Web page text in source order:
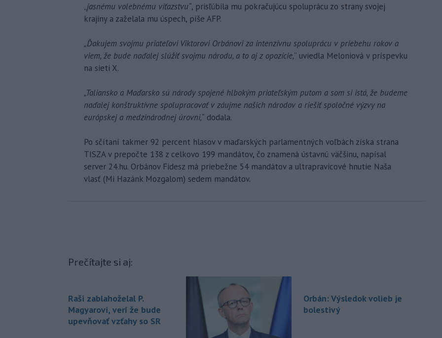
„jasnému volebnému víťazstvu“, prisľúbila mu pokračujúcu spoluprácu zo strany svojej
krajiny a zaželala mu úspech, píše AFP.
„Ďakujem svojmu priateľovi Viktorovi Orbánovi za intenzívnu spoluprácu v priebehu rokov a
viem, že bude naďalej slúžiť svojmu národu, a to aj z opozície,“ uviedla Meloniová v príspevku
na sieti X.
„Taliansko a Maďarsko sú národy spojené hlbokým priateľským putom a som si istá, že budeme
naďalej konštruktívne spolupracovať v záujme našich národov a riešiť spoločné výzvy na
európskej a medzinárodnej úrovni,“ dodala.
Po sčítaní takmer 92 percent hlasov v maďarských parlamentných voľbách získa strana
TISZA v prepočte 138 z celkovo 199 mandátov, čo znamená ústavnú väčšinu, napísal
server 24.hu. Orbánov Fidesz má priebežne 54 mandátov a ultrapravicové hnutie Naša
vlasť (Mi Hazánk Mozgalom) sedem mandátov.
Prečítajte si aj:
Raši zablahoželal P.
Magyarovi, verí že bude
upevňovať vzťahy so SR
Orbán: Výsledok volieb je
bolestivý